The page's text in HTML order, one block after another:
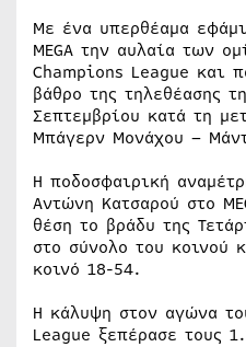
Με ένα υπερθέαμα
MEGA την αυλαία των
Champions League και
βάθρο της τηλεθέασης
Σεπτεμβρίου κατά τη
Μπάγερν Μονάχου –
Η ποδοσφαιρική
Αντώνη Κατσαρού στο
θέση το βράδυ της
στο σύνολο του κοινού
κοινό 18-54.
Η κάλυψη στον αγώνα
League ξεπέρασε τους